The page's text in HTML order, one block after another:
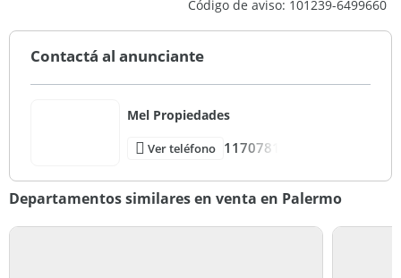
Entre Medianeras
Muy Bueno
Código de aviso: 101239-6499660
Contactá al anunciante
Mel Propiedades
Ver teléfono 1170781
Departamentos similares en venta en Palermo